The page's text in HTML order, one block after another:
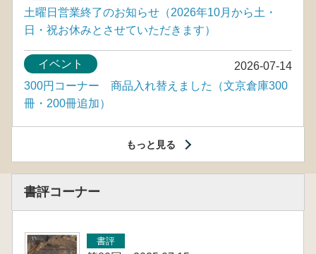
土曜日営業終了のお知らせ（2026年10月から土・
日・祝お休みとさせていただきます）
2026-07-14
イベント
300円コーナー 商品入れ替えました（文京倉庫300
冊・200冊追加）
もっと見る
書評コーナー
書評